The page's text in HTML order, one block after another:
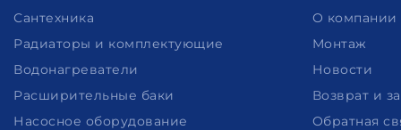
Сантехника
Радиаторы и комплектующие
Водонагреватели
Расширительные баки
Насосное оборудование
О компании
Монтаж
Новости
Возврат и
Обратная